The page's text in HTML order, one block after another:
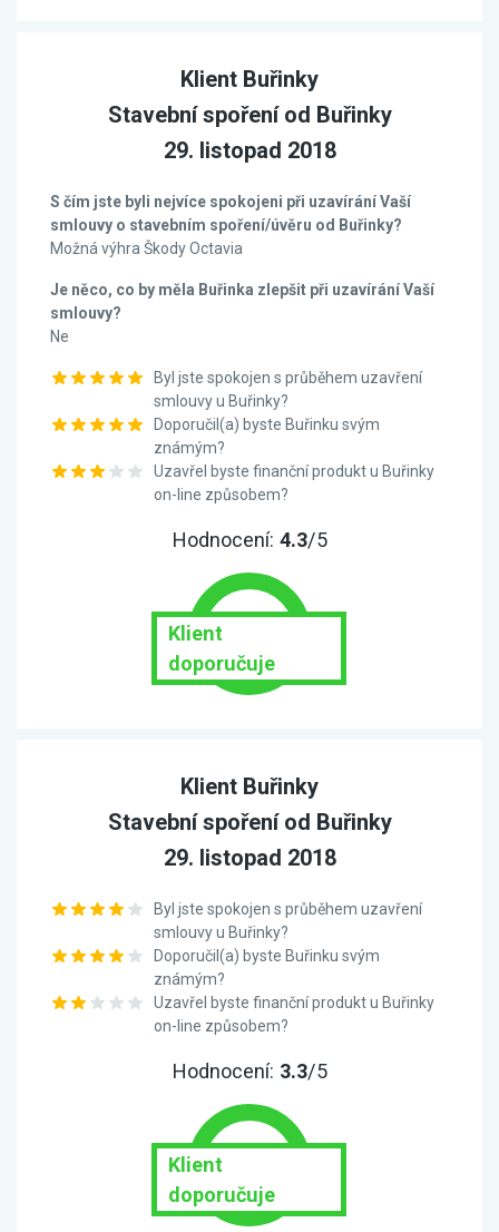
Klient Buřinky
Stavební spoření od Buřinky
29. listopad 2018
S čím jste byli nejvíce spokojeni při uzavírání Vaší
smlouvy o stavebním spoření/úvěru od Buřinky?
Možná výhra Škody Octavia
Je něco, co by měla Buřinka zlepšit při uzavírání Vaší
smlouvy?
Ne
Byl jste spokojen s průběhem uzavření
smlouvy u Buřinky?
Doporučil(a) byste Buřinku svým
známým?
Uzavřel byste finanční produkt u Buřinky
on-line způsobem?
Hodnocení: 4.3/5
Klient
doporučuje
Klient Buřinky
Stavební spoření od Buřinky
29. listopad 2018
Byl jste spokojen s průběhem uzavření
smlouvy u Buřinky?
Doporučil(a) byste Buřinku svým
známým?
Uzavřel byste finanční produkt u Buřinky
on-line způsobem?
Hodnocení: 3.3/5
Klient
doporučuje